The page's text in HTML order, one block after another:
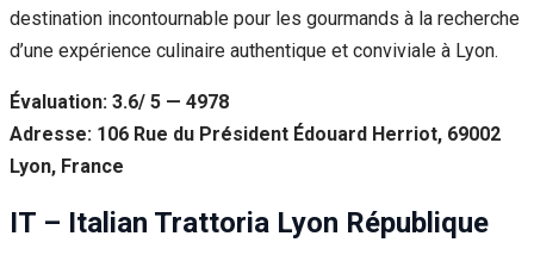
destination incontournable pour les gourmands à la recherche
d’une expérience culinaire authentique et conviviale à Lyon.
Évaluation: 3.6/ 5 — 4978
Adresse: 106 Rue du Président Édouard Herriot, 69002
Lyon, France
IT – Italian Trattoria Lyon République